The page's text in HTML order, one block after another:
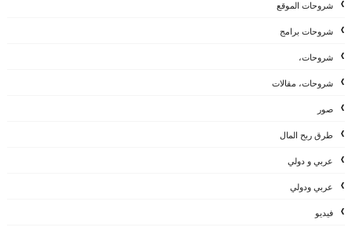
شروحات الموقع
شروحات برامج
شروحات،
شروحات، مقالات
صور
طرق ربح المال
عربي و دولي
عربي ودولي
فيديو